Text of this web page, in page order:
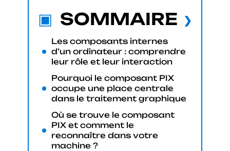
SOMMAIRE
Les composants internes
d’un ordinateur : comprendre
leur rôle et leur interaction
Pourquoi le composant PIX
occupe une place centrale
dans le traitement graphique
Où se trouve le composant
PIX et comment le
reconnaître dans votre
machine ?